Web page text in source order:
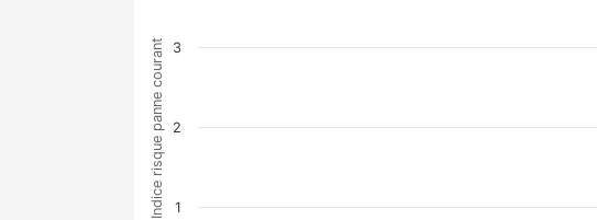
Indice risque panne courant 1
2
3